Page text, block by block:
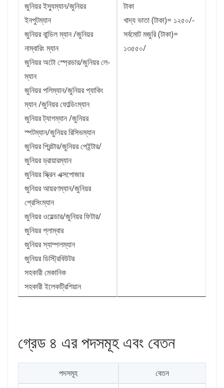
জুনিয়র ইস্যুম্যান/জুনিয়র
ইনপুটম্যান
জুনিয়র বান্ডিল ম্যান /জুনিয়র
নাম্বারিং ম্যান
জুনিয়র অটো স্প্রেডার/জুনিয়র লে-
ম্যান
জুনিয়র পলিম্যান/জুনিয়র প্যাকিং
ম্যান /জুনিয়র ফোল্ডিংম্যান
জুনিয়র ট্যাগম্যান /জুনিয়র
স্পটম্যান/জুনিয়র রিসিভম্যান
জুনিয়র প্রিন্টার/জুনিয়র পেইন্টার/
জুনিয়র ড্রায়ারম্যান
জুনিয়র স্ক্রিন এক্সপোজার
জুনিয়র আয়রণম্যান/জুনিয়র
প্রেসিংম্যান
জুনিয়র ওয়েল্ডার/জুনিয়র ফিটার/
জুনিয়র প্লাম্বার
জুনিয়র স্যাম্পলম্যান
জুনিয়র ডিস্ট্রিবিউটর
সহকারী মেকানিক
সহকারী ইলেকট্রিশিয়ান
টাকা
খাদ্য ভাতা (টাকা)= ১২৫০/-
সর্বমোট মজুরি (টাকা)=
১৩৫৫০/
গ্রেড ৪ এর পদসমূহ এবং বেতন
পদসমূহ
বেতন